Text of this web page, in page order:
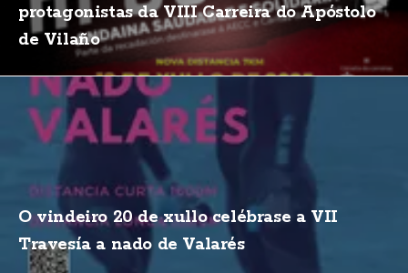
protagonistas da VIII Carreira do Apóstolo
de Vilaño
O vindeiro 20 de xullo celébrase a VII
Travesía a nado de Valarés